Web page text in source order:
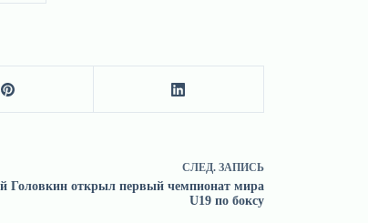
СЛЕД. ЗАПИСЬ
Головкин открыл первый чемпионат мира
U19 по боксу